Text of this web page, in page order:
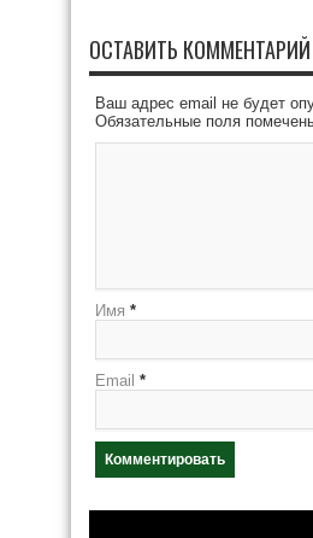
ОСТАВИТЬ КОММЕНТАРИЙ
Ваш адрес email не будет
Обязательные поля
Имя *
Email *